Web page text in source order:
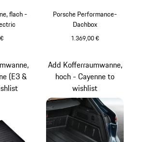
flach -
Porsche Performance-
Dachbox
1.369,00 €
(E3 &
Add Kofferraumwanne,
hoch - Cayenne to
wishlist